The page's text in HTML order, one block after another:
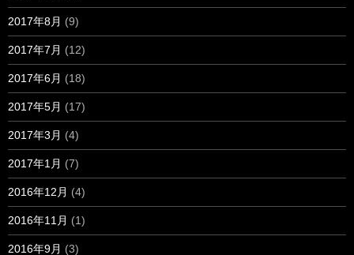
2017年8月 (9)
2017年7月 (12)
2017年6月 (18)
2017年5月 (17)
2017年3月 (4)
2017年1月 (7)
2016年12月 (4)
2016年11月 (1)
2016年9月 (3)